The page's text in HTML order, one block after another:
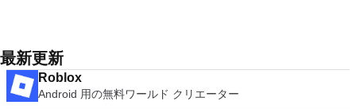
最新更新
Roblox
Android 用の無料ワールド クリエーター